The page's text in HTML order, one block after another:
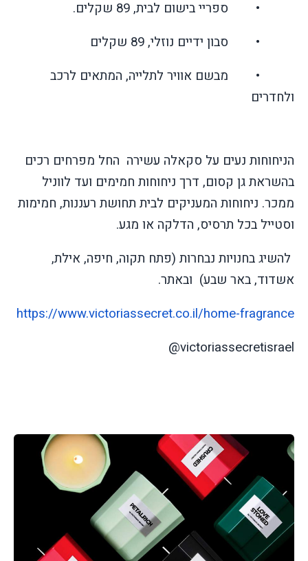
• ספריי בישום לבית, 89 שקלים.
• סבון ידיים נוזלי, 89 שקלים
• מבשם אוויר לתלייה, המתאים לרכב
ולחדרים
הניחוחות נעים על סקאלה עשירה החל מפרחים רכים
בהשראת גן קסום, דרך ניחוחות חמימים ועד לווניל
ממכר. ניחוחות המעניקים לבית תחושת רעננות, חמימות
וסטייל בכל תרסיס, הדלקה או מגע.
להשיג בחנויות נבחרות (פתח תקוה, חיפה, אילת,
אשדוד, באר שבע) ובאתר.
https://www.victoriassecret.co.il/home-fragrance
@victoriassecretisrael